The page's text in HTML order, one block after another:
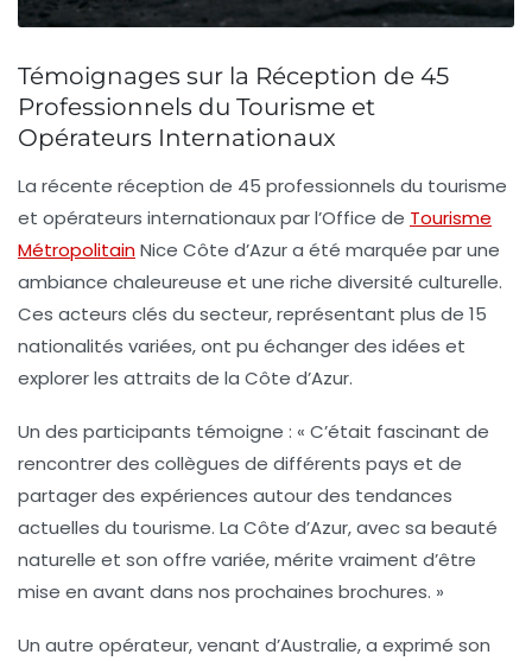
Témoignages sur la Réception de 45
Professionnels du Tourisme et
Opérateurs Internationaux
La récente réception de 45 professionnels du tourisme
et opérateurs internationauxpar l’Office de Tourisme
MétropolitainNice Côte d’Azur a été marquée par une
ambiance chaleureuse et une riche diversité culturelle.
Ces acteurs clés du secteur, représentant plus de 15
nationalités variées, ont pu échanger des idées et
explorer les attraits de la Côte d’Azur.
Un des participants témoigne : « C’était fascinant de
rencontrer des collègues de différents pays et de
partager des expériences autour des tendances
actuelles du tourisme. La Côte d’Azur, avec sa beauté
naturelle et son offre variée, mérite vraiment d’être
mise en avant dans nos prochaines brochures. »
Un autre opérateur, venant d’Australie, a exprimé son